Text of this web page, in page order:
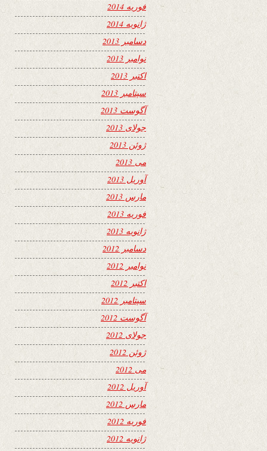
فوریه 2014
ژانویه 2014
دسامبر 2013
نوامبر 2013
اکتبر 2013
سپتامبر 2013
آگوست 2013
جولای 2013
ژوئن 2013
می 2013
آوریل 2013
مارس 2013
فوریه 2013
ژانویه 2013
دسامبر 2012
نوامبر 2012
اکتبر 2012
سپتامبر 2012
آگوست 2012
جولای 2012
ژوئن 2012
می 2012
آوریل 2012
مارس 2012
فوریه 2012
ژانویه 2012